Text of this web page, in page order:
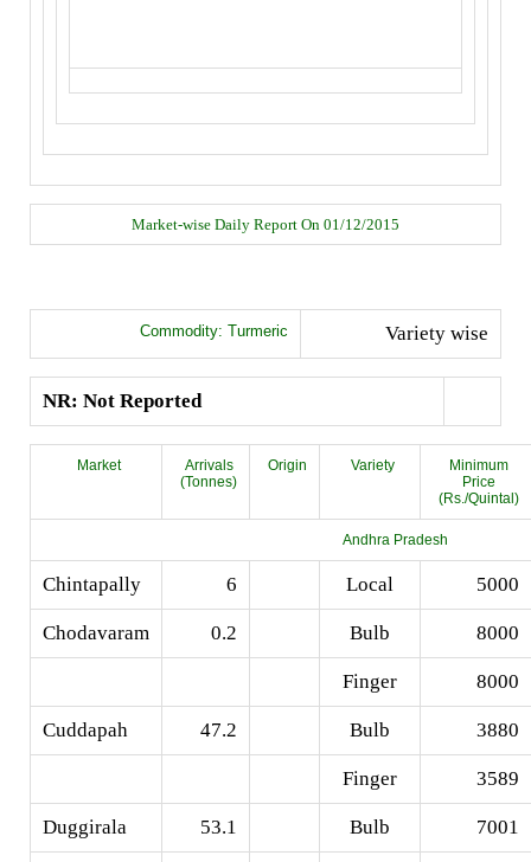
Market-wise Daily Report On 01/12/2015
Commodity: Turmeric Variety wise
NR: Not Reported
Market
Arrivals
(Tonnes)
Origin Variety
Minimum
Price
(Rs./Quintal)
Andhra Pradesh
Chintapally 6 Local 5000
Chodavaram 0.2 Bulb 8000
Finger 8000
Cuddapah 47.2 Bulb 3880
Finger 3589
Duggirala 53.1 Bulb 7001